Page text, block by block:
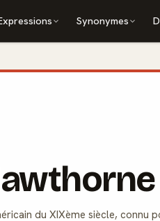
Synonymes
du XIXème siècle,